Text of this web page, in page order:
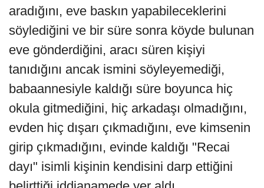
aradığını, eve baskın yapabileceklerini
söylediğini ve bir süre sonra köyde bulunan
eve gönderdiğini, aracı süren kişiyi
tanıdığını ancak ismini söyleyemediği,
babaannesiyle kaldığı süre boyunca hiç
okula gitmediğini, hiç arkadaşı olmadığını,
evden hiç dışarı çıkmadığını, eve kimsenin
girip çıkmadığını, evinde kaldığı "Recai
dayı" isimli kişinin kendisini darp ettiğini